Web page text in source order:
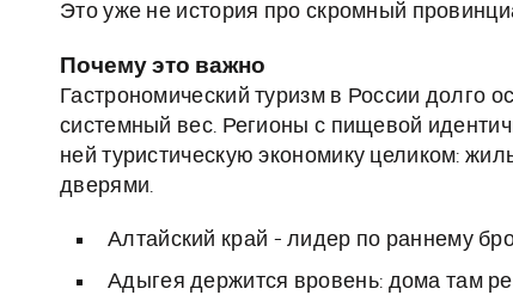
Это уже не история про скромный
Почему это важно
Гастрономический туризм в России долго
системный вес. Регионы с пищевой
ней туристическую экономику целиком:
дверями.
Алтайский край - лидер по раннему
Адыгея держится вровень: дома там